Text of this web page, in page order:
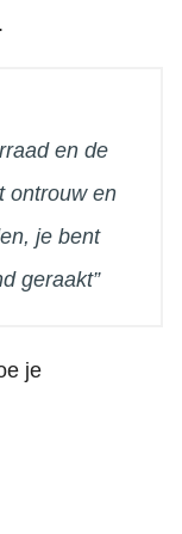
en de
ontrouw en
je bent
geraakt”
je